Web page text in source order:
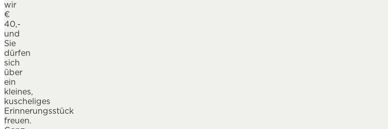
wir
€
40,-
und
Sie
dürfen
sich
über
ein
kleines,
kuscheliges
Erinnerungsstück
freuen.